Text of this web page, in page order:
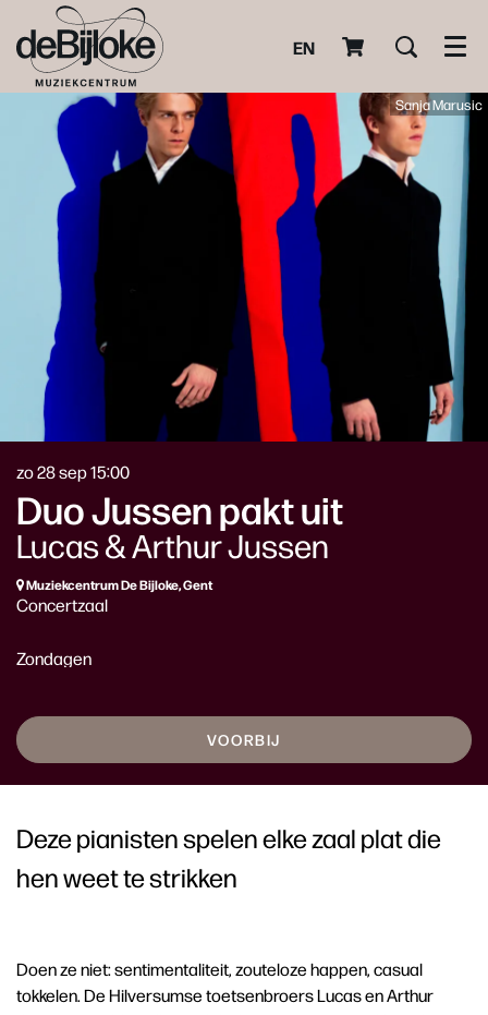
EN
Sanja Marusic
Duo Jussen pakt uit
Lucas & Arthur Jussen
zo 28 sep15:00
Muziekcentrum De Bijloke, Gent
Concertzaal
Zondagen
VOORBIJ
Deze pianisten spelen elke zaal plat die
hen weet te strikken
Doen ze niet: sentimentaliteit, zouteloze happen, casual
tokkelen. De Hilversumse toetsenbroers Lucas en Arthur